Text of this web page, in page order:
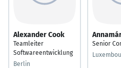
Alexander Cook
Teamleiter
Softwareentwicklung
Berlin
Senior